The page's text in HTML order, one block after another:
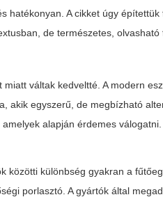
hatékonyan. A cikket úgy
de természetes, olvasható
váltak kedveltté. A modern
akik egyszerű, de megbízható
alapján érdemes válogatni.
közötti különbség gyakran a
porlasztó. A gyártók által